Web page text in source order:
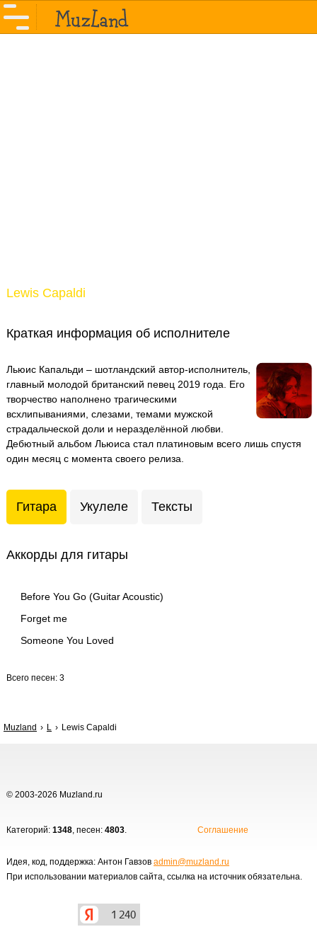
Lewis Capaldi
Краткая информация об исполнителе
Льюис Капальди – шотландский автор-исполнитель,
главный молодой британский певец 2019 года. Его
творчество наполнено трагическими
всхлипываниями, слезами, темами мужской
страдальческой доли и неразделённой любви.
Дебютный альбом Льюиса стал платиновым всего лишь спустя
один месяц с момента своего релиза.
Гитара Укулеле Тексты
Аккорды для гитары
Before You Go (Guitar Acoustic)
Forget me
Someone You Loved
Всего песен: 3
Muzland L Lewis Capaldi
© 2003-2026 Muzland.ru
Категорий: 1348, песен: 4803. Соглашение
Идея, код, поддержка: Антон Гавзов admin@muzland.ru
При использовании материалов сайта, ссылка на источник обязательна.